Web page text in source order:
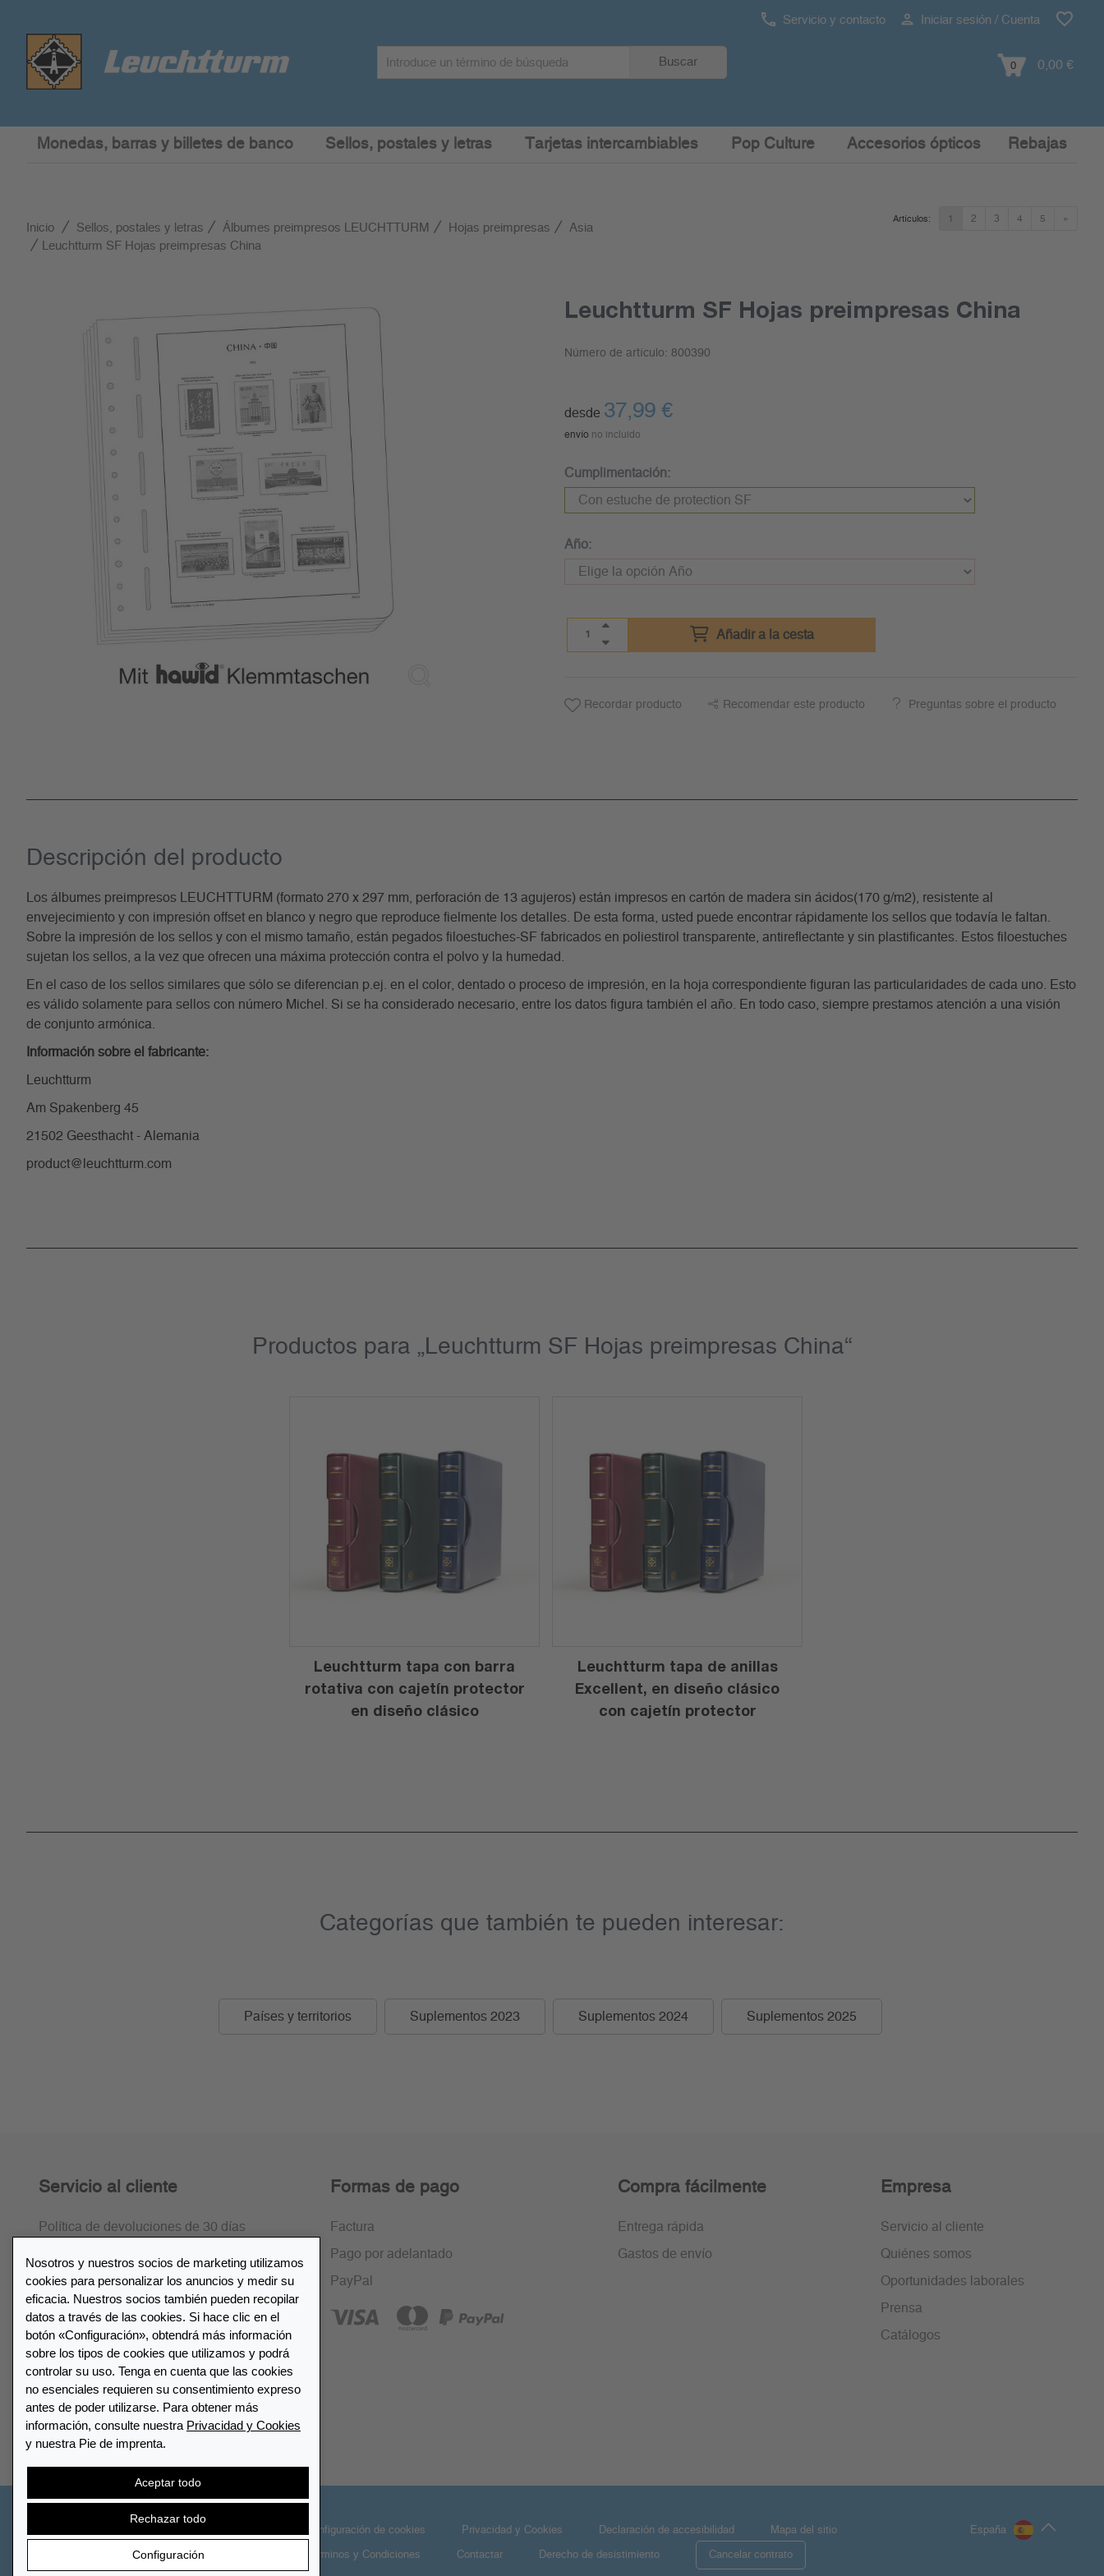
Servicio y contacto Iniciar sesión / Cuenta
Buscar 0 0,00 €
Monedas, barras y billetes de banco Sellos, postales y letras Tarjetas intercambiables Pop Culture Accesorios ópticos Rebajas
Inicio Sellos, postales y letras Álbumes preimpresos LEUCHTTURM Hojas preimpresas
Asia
Leuchtturm SF Hojas preimpresas China
1 2 3 4 5 »
Artículos:
Leuchtturm SF Hojas preimpresas China
Número de artículo: 800390
desde 37,99 €
envío no incluido
Cumplimentación:
Año:
Añadir a la cesta
Recordar producto Recomendar este producto Preguntas sobre el producto
Descripción del producto
Los álbumes preimpresos LEUCHTTURM (formato 270 x 297 mm, perforación de 13 agujeros) están impresos en cartón de madera sin ácidos(170 g/m2), resistente al
envejecimiento y con impresión offset en blanco y negro que reproduce fielmente los detalles. De esta forma, usted puede encontrar rápidamente los sellos que todavía le faltan.
Sobre la impresión de los sellos y con el mismo tamaño, están pegados filoestuches-SF fabricados en poliestirol transparente, antireflectante y sin plastificantes. Estos filoestuches
sujetan los sellos, a la vez que ofrecen una máxima protección contra el polvo y la humedad.
En el caso de los sellos similares que sólo se diferencian p.ej. en el color, dentado o proceso de impresión, en la hoja correspondiente figuran las particularidades de cada uno. Esto
es válido solamente para sellos con número Michel. Si se ha considerado necesario, entre los datos figura también el año. En todo caso, siempre prestamos atención a una visión
de conjunto armónica.
Información sobre el fabricante:
Leuchtturm
Am Spakenberg 45
21502 Geesthacht - Alemania
product@leuchtturm.com
Productos para „Leuchtturm SF Hojas preimpresas China“
Leuchtturm tapa con barra
rotativa con cajetín protector
en diseño clásico
Leuchtturm tapa de anillas
Excellent, en diseño clásico
con cajetín protector
Categorías que también te pueden interesar:
Países y territorios Suplementos 2023 Suplementos 2024 Suplementos 2025
Servicio al cliente
Política de devoluciones de 30 días
Preguntas frecuentes
Formas de pago
Factura
Pago por adelantado
PayPal
Compra fácilmente
Entrega rápida
Gastos de envío
Empresa
Servicio al cliente
Quiénes somos
Oportunidades laborales
Prensa
Catálogos
Lista de distribuidores
Encuentre su distribuidor más
cercano LEUCHTTURM
Nosotros y nuestros socios de marketing utilizamos
cookies para personalizar los anuncios y medir su
eficacia. Nuestros socios también pueden recopilar
datos a través de las cookies. Si hace clic en el
botón «Configuración», obtendrá más información
sobre los tipos de cookies que utilizamos y podrá
controlar su uso. Tenga en cuenta que las cookies
no esenciales requieren su consentimiento expreso
antes de poder utilizarse. Para obtener más
información, consulte nuestra Privacidad y Cookies
y nuestra Pie de imprenta.
Aceptar todo
Rechazar todo
Configuración
España
Configuración de cookies Privacidad y Cookies Declaración de accesibilidad Mapa del sitio
Términos y Condiciones Contactar Derecho de desistimiento Cancelar contrato